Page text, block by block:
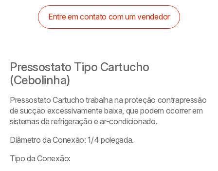
Entre em contato com um vendedor
Pressostato Tipo Cartucho
(Cebolinha)
Pressostato Cartucho trabalha na proteção contrapressão
de sucção excessivamente baixa, que podem ocorrer em
sistemas de refrigeração e ar-condicionado.
Diâmetro da Conexão: 1/4 polegada.
Tipo da Conexão: